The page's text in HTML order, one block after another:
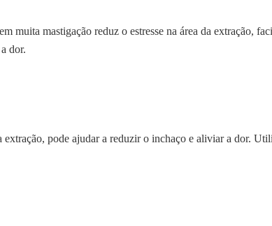
muita mastigação reduz o estresse na área da extração,
dor.
pode ajudar a reduzir o inchaço e aliviar a dor.